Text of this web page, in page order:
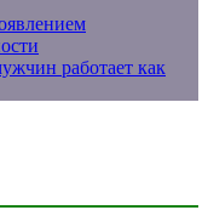
работает как